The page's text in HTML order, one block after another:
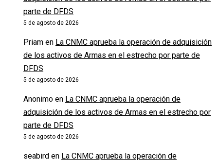
parte de DFDS
5 de agosto de 2026
Priam en La CNMC aprueba la operación de adquisición
de los activos de Armas en el estrecho por parte de
DFDS
5 de agosto de 2026
Anonimo en La CNMC aprueba la operación de
adquisición de los activos de Armas en el estrecho por
parte de DFDS
5 de agosto de 2026
seabird en La CNMC aprueba la operación de